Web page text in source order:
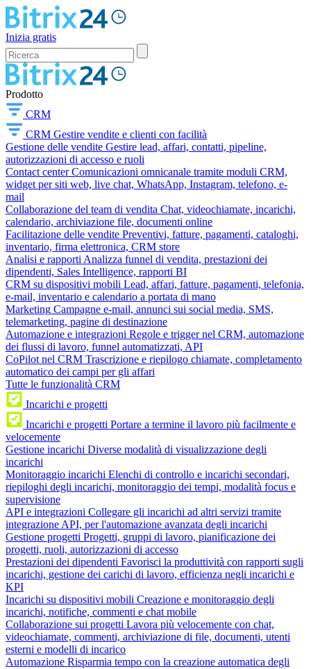
Inizia gratis
Prodotto
CRM
CRM Gestire vendite e clienti con facilità
Gestione delle vendite Gestire lead, affari, contatti, pipeline,
autorizzazioni di accesso e ruoli
Contact center Comunicazioni omnicanale tramite moduli CRM,
widget per siti web, live chat, WhatsApp, Instagram, telefono, e-
mail
Collaborazione del team di vendita Chat, videochiamate, incarichi,
calendario, archiviazione file, documenti online
Facilitazione delle vendite Preventivi, fatture, pagamenti, cataloghi,
inventario, firma elettronica, CRM store
Analisi e rapporti Analizza funnel di vendita, prestazioni dei
dipendenti, Sales Intelligence, rapporti BI
CRM su dispositivi mobili Lead, affari, fatture, pagamenti, telefonia,
e-mail, inventario e calendario a portata di mano
Marketing Campagne e-mail, annunci sui social media, SMS,
telemarketing, pagine di destinazione
Automazione e integrazioni Regole e trigger nel CRM, automazione
dei flussi di lavoro, funnel automatizzati, API
CoPilot nel CRM Trascrizione e riepilogo chiamate, completamento
automatico dei campi per gli affari
Tutte le funzionalità CRM
Incarichi e progetti
Incarichi e progetti Portare a termine il lavoro più facilmente e
velocemente
Gestione incarichi Diverse modalità di visualizzazione degli
incarichi
Monitoraggio incarichi Elenchi di controllo e incarichi secondari,
riepiloghi degli incarichi, monitoraggio dei tempi, modalità focus e
supervisione
API e integrazioni Collegare gli incarichi ad altri servizi tramite
integrazione API, per l'automazione avanzata degli incarichi
Gestione progetti Progetti, gruppi di lavoro, pianificazione dei
progetti, ruoli, autorizzazioni di accesso
Prestazioni dei dipendenti Favorisci la produttività con rapporti sugli
incarichi, gestione dei carichi di lavoro, efficienza negli incarichi e
KPI
Incarichi su dispositivi mobili Creazione e monitoraggio degli
incarichi, notifiche, commenti e chat mobile
Collaborazione sui progetti Lavora più velocemente con chat,
videochiamate, commenti, archiviazione di file, documenti, utenti
esterni e modelli di incarico
Automazione Risparmia tempo con la creazione automatica degli